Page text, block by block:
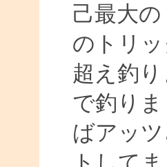
己最大
のトリ
超え釣
で釣り
ばアッ